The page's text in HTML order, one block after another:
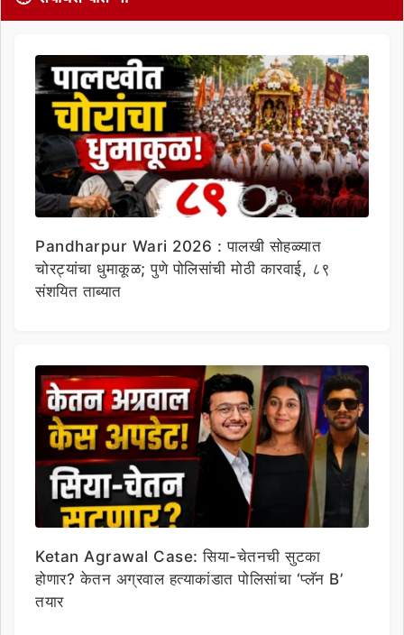
Pandharpur Wari 2026 : पालखी सोहळ्यात
चोरट्यांचा धुमाकूळ; पुणे पोलिसांची मोठी कारवाई, ८९
संशयित ताब्यात
Ketan Agrawal Case: सिया-चेतनची सुटका
होणार? केतन अग्रवाल हत्याकांडात पोलिसांचा ‘प्लॅन B’
तयार